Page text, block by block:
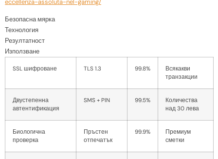
Безопасна мярка
Технология
Резултатност
Използване
SSL шифроване TLS 1.3 99.8%
Всякакви
транзакции
Двустепенна
автентификация
SMS + PIN 99.5%
Количества
над 30 лева
Биологична
проверка
Пръстен
отпечатък
99.9%
Премиум
сметки